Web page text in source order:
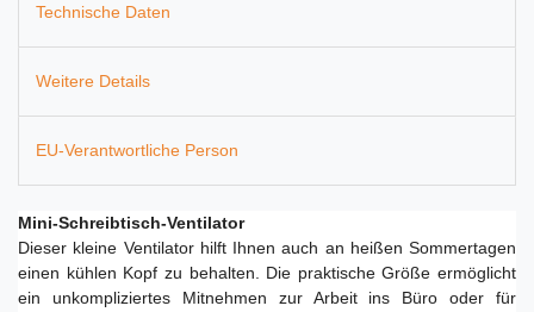
Technische Daten
Weitere Details
EU-Verantwortliche Person
Mini-Schreibtisch-Ventilator
Dieser kleine Ventilator hilft Ihnen auch an heißen Sommertagen
einen kühlen Kopf zu behalten. Die praktische Größe ermöglicht
ein unkompliziertes Mitnehmen zur Arbeit ins Büro oder für